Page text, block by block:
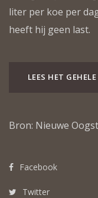
liter per koe per
heeft hij geen last.
LEES HET
Bron: Nieuwe
Facebook
Twitter